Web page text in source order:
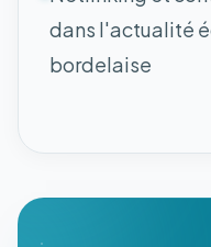
dans l'actualité
bordelaise